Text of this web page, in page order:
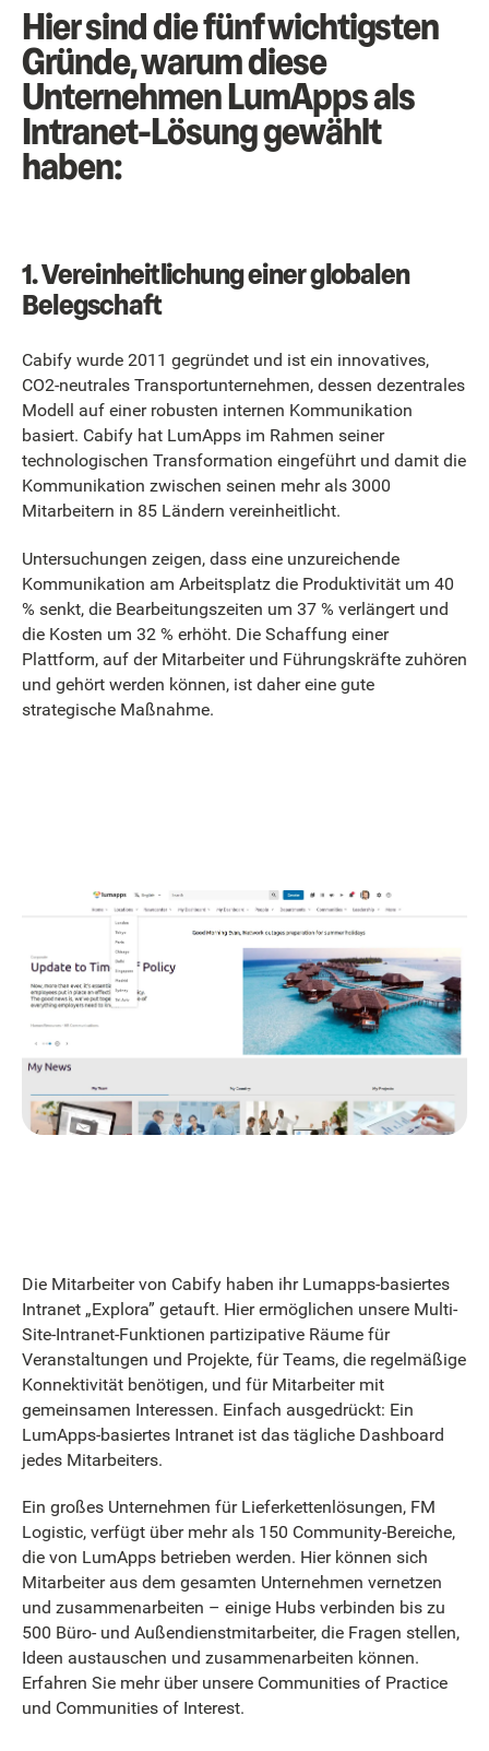
Hier sind die fünf wichtigsten
Gründe, warum diese
Unternehmen LumApps als
Intranet-Lösung gewählt
haben:
1.Vereinheitlichung einer globalen
Belegschaft
Cabify wurde 2011 gegründet und ist ein innovatives,
CO2-neutrales Transportunternehmen, dessen dezentrales
Modell auf einer robusten internen Kommunikation
basiert. Cabify hat LumApps im Rahmen seiner
technologischen Transformation eingeführt und damit die
Kommunikation zwischen seinen mehr als 3000
Mitarbeitern in 85 Ländern vereinheitlicht.
Untersuchungen zeigen, dass eine unzureichende
Kommunikation am Arbeitsplatz die Produktivität um 40
% senkt, die Bearbeitungszeiten um 37 % verlängert und
die Kosten um 32 % erhöht. Die Schaffung einer
Plattform, auf der Mitarbeiter und Führungskräfte zuhören
und gehört werden können, ist daher eine gute
strategische Maßnahme.
Die Mitarbeiter von Cabify haben ihr Lumapps-basiertes
Intranet „Explora” getauft. Hier ermöglichen unsere Multi-
Site-Intranet-Funktionen partizipative Räume für
Veranstaltungen und Projekte, für Teams, die regelmäßige
Konnektivität benötigen, und für Mitarbeiter mit
gemeinsamen Interessen. Einfach ausgedrückt: Ein
LumApps-basiertes Intranet ist das tägliche Dashboard
jedes Mitarbeiters.
Ein großes Unternehmen für Lieferkettenlösungen, FM
Logistic, verfügt über mehr als 150 Community-Bereiche,
die von LumApps betrieben werden. Hier können sich
Mitarbeiter aus dem gesamten Unternehmen vernetzen
und zusammenarbeiten – einige Hubs verbinden bis zu
500 Büro- und Außendienstmitarbeiter, die Fragen stellen,
Ideen austauschen und zusammenarbeiten können.
Erfahren Sie mehr über unsere Communities of Practice
und Communities of Interest.